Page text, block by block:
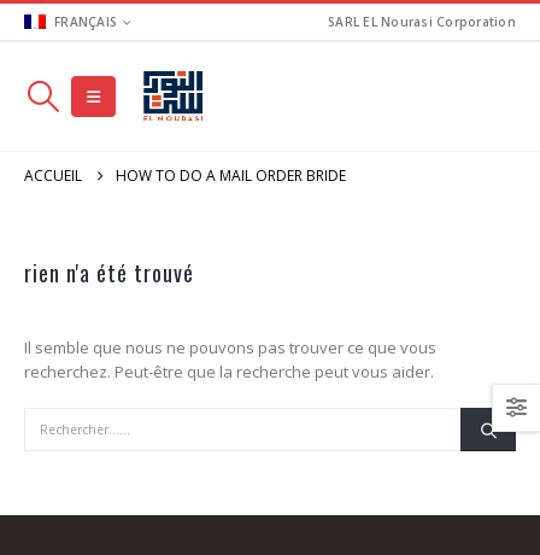
FRANÇAIS SARL EL Nourasi Corporation
ACCUEIL HOW TO DO A MAIL ORDER BRIDE
rien n'a été trouvé
Il semble que nous ne pouvons pas trouver ce que vous
recherchez. Peut-être que la recherche peut vous aider.